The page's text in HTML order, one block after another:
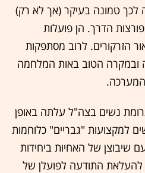
טמונה בעיקר (אך לא רק)
הדרך. הן פועלות
הזרקורים. לרוב מסתפקות
ובמקרה הטוב באות המלחמה
נשים בצה"ל עלתה באופן
למקצועות "גבריים" כלוחמות
שיבוצן של האחיות ביחידות
התודעה לפועלן של